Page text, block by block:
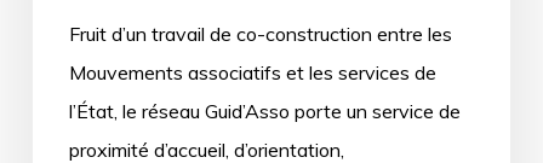
Fruit d’un travail de co-construction entre les
Mouvements associatifs et les services de
l’État, le réseau Guid’Asso porte un service de
proximité d’accueil, d’orientation,